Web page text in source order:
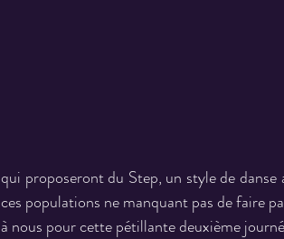
qui proposeront du Step, un style de
ces populations ne manquant pas de faire
à nous pour cette pétillante deuxième